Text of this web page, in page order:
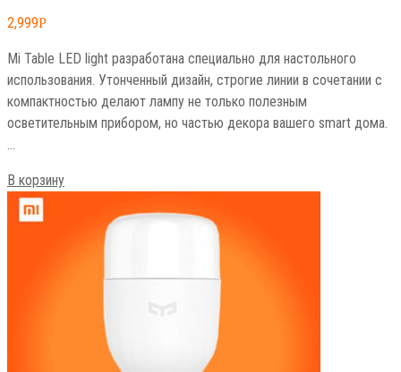
2,999Р
Mi Table LED light разработана специально для настольного
использования. Утонченный дизайн, строгие линии в сочетании с
компактностью делают лампу не только полезным
осветительным прибором, но частью декора вашего smart дома.
…
В корзину